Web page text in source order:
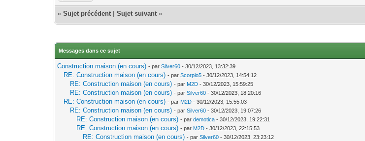
«Sujet précédent |Sujet suivant »
Messages dans ce sujet
Construction maison (en cours) - parSilver60 - 30/12/2023, 13:32:39
RE: Construction maison (en cours) - parScorpio5 - 30/12/2023, 14:54:12
RE: Construction maison (en cours) - par M2D - 30/12/2023, 15:59:25
RE: Construction maison (en cours) - parSilver60 - 30/12/2023, 18:20:16
RE: Construction maison (en cours) - par M2D - 30/12/2023, 15:55:03
RE: Construction maison (en cours) - parSilver60 - 30/12/2023, 19:07:26
RE: Construction maison (en cours) - pardemotica - 30/12/2023, 19:22:31
RE: Construction maison (en cours) - par M2D - 30/12/2023, 22:15:53
RE: Construction maison (en cours) - parSilver60 - 30/12/2023, 23:23:12